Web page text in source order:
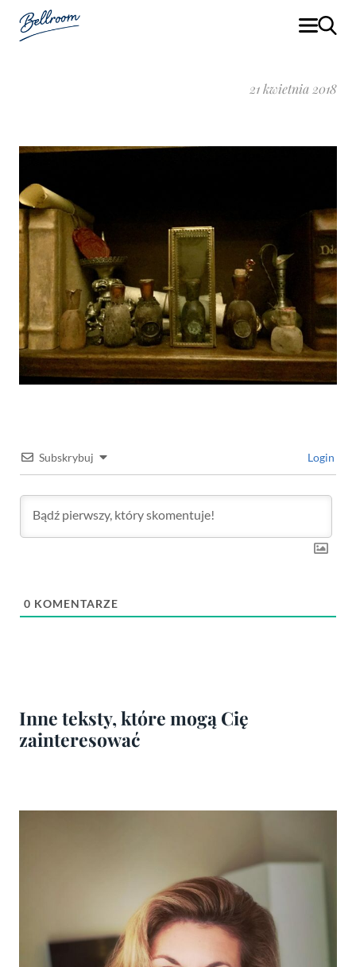
21 kwietnia 2018
Subskrybuj Login
0 KOMENTARZE
Inne teksty, które mogą Cię
zainteresować